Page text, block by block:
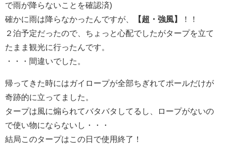
で雨が降らないことを確認済)
確かに雨は降らなかったんですが、
【超・強風】
！！
２泊予定だったので、ちょっと心配でしたがタープを立て
たまま観光に行ったんです。
・・・間違いでした。
帰ってきた時にはガイロープが全部ちぎれてポールだけが
奇跡的に立ってました。
タープは風に煽られてバタバタしてるし、ロープがないの
で使い物にならないし・・・
結局このタープはこの日で使用終了！